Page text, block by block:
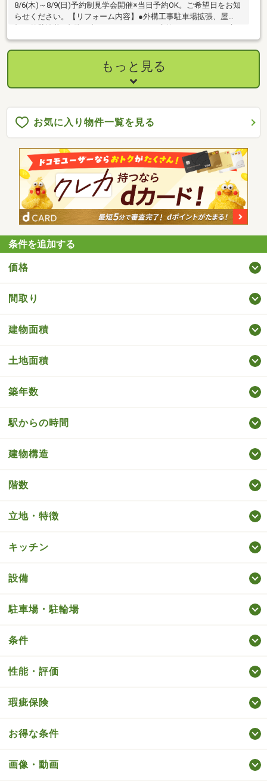
8/6(木)～8/9(日)予約制見学会開催※当日予約OK。ご希望日をお知
らせください。【リフォーム内容】●外構工事駐車場拡張、屋
換、温水洗浄便座トイレ交換、洗面化粧台交換、玄関扉交換、フ
ローリング上張り、クロス張替え、畳表替え、クッションフロア
張替え、建具交換、シューズボックス交換、給湯器交換、インタ
ーホン設置、火災警報器設置、照明LED交換【おすすめポイン
ト】・雨漏り、構造上主要な部分の欠陥や・腐食、給排水管の故
など、お客様のご希望にあわせてご提案。
もっと見る
お気に入り物件一覧を見る
条件を追加する
価格
間取り
建物面積
土地面積
築年数
駅からの時間
建物構造
階数
立地・特徴
キッチン
設備
駐車場・駐輪場
条件
性能・評価
瑕疵保険
お得な条件
画像・動画